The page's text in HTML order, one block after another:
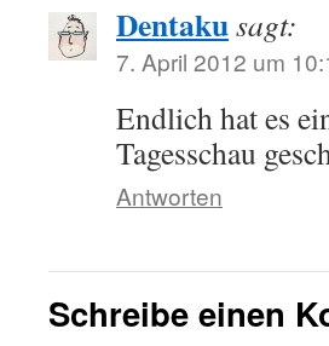
Dentakusagt:
7. April 2012 um
Endlich hat es
Tagesschau
Antworten
Schreibe einen